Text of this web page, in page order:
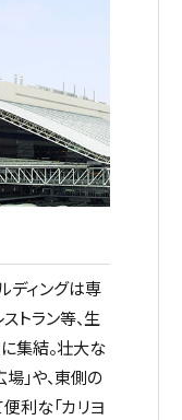
ディングは専
トラン等、生
集結。壮大な
」や、東側の
利な「カリヨ